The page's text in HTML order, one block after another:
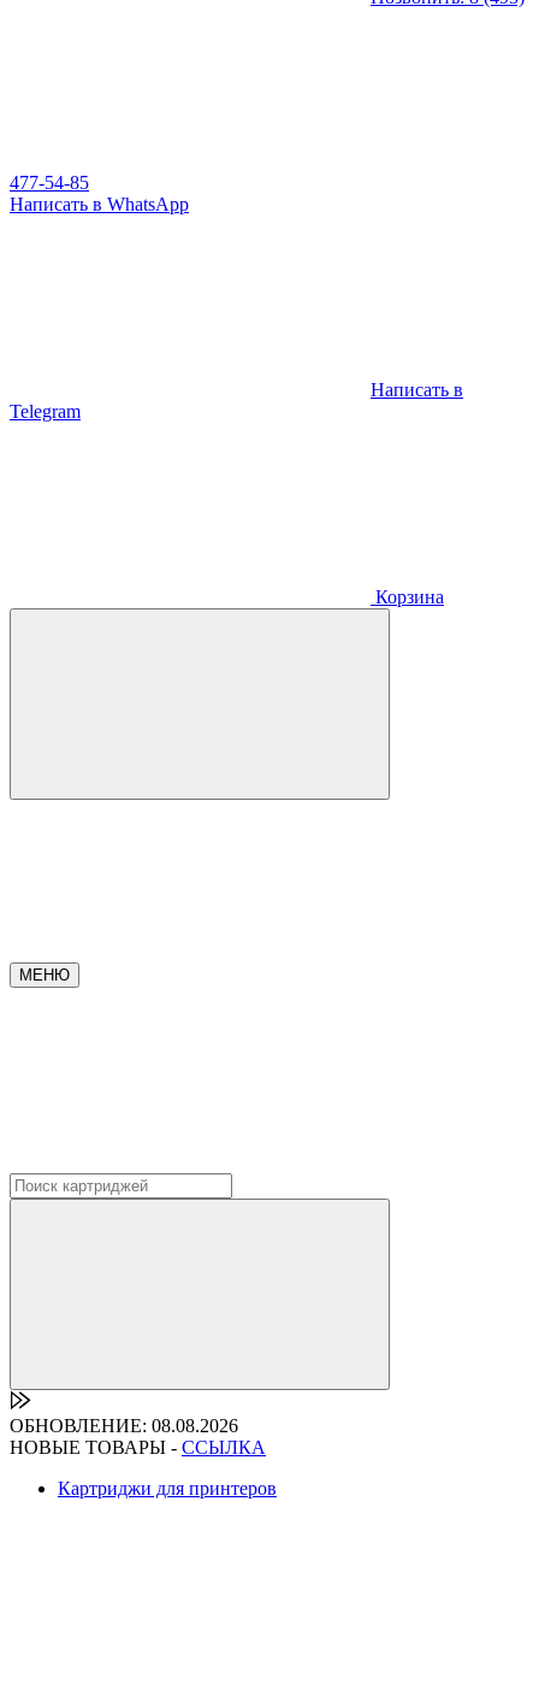
477-54-85
Написать в WhatsApp
Написать в
Telegram
Корзина
МЕНЮ
ОБНОВЛЕНИЕ: 08.08.2026
НОВЫЕ ТОВАРЫ - ССЫЛКА
Картриджи для принтеров